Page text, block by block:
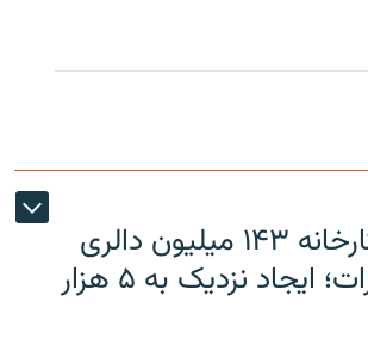
آغاز ساخت کارخانه ۱۴۳ میلیون دالری
سمنت در هرات؛ ایجاد نزدیک به ۵ هزار